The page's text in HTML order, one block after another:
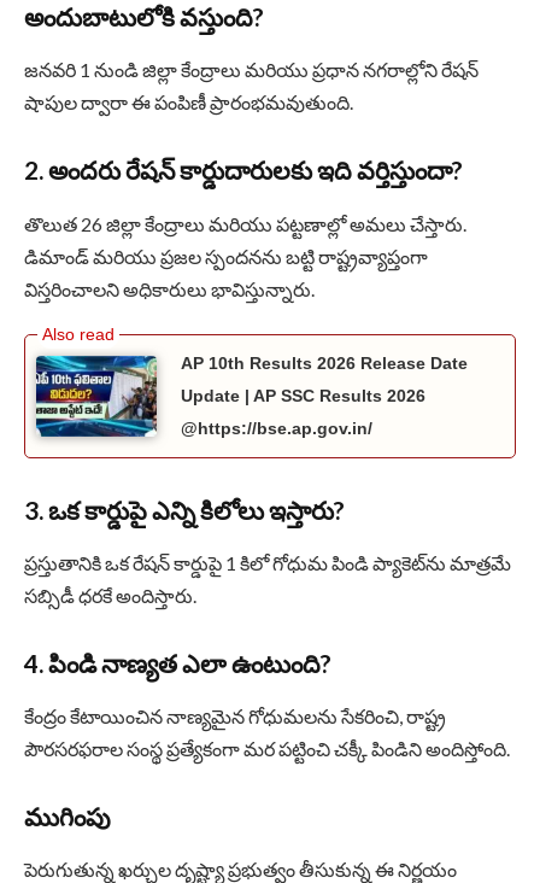
అందుబాటులోకి వస్తుంది?
జనవరి 1 నుండి జిల్లా కేంద్రాలు మరియు ప్రధాన నగరాల్లోని రేషన్
షాపుల ద్వారా ఈ పంపిణీ ప్రారంభమవుతుంది.
2. అందరు రేషన్ కార్డుదారులకు ఇది వర్తిస్తుందా?
తొలుత 26 జిల్లా కేంద్రాలు మరియు పట్టణాల్లో అమలు చేస్తారు.
డిమాండ్ మరియు ప్రజల స్పందనను బట్టి రాష్ట్రవ్యాప్తంగా
విస్తరించాలని అధికారులు భావిస్తున్నారు.
AP 10th Results 2026 Release Date
Update | AP SSC Results 2026
@https://bse.ap.gov.in/
3. ఒక కార్డుపై ఎన్ని కిలోలు ఇస్తారు?
ప్రస్తుతానికి ఒక రేషన్ కార్డుపై 1 కిలో గోధుమ పిండి ప్యాకెట్‌ను మాత్రమే
సబ్సిడీ ధరకే అందిస్తారు.
4. పిండి నాణ్యత ఎలా ఉంటుంది?
కేంద్రం కేటాయించిన నాణ్యమైన గోధుమలను సేకరించి, రాష్ట్ర
పౌరసరఫరాల సంస్థ ప్రత్యేకంగా మర పట్టించి చక్కీ పిండిని అందిస్తోంది.
ముగింపు
పెరుగుతున్న ఖర్చుల దృష్ట్యా ప్రభుత్వం తీసుకున్న ఈ నిర్ణయం